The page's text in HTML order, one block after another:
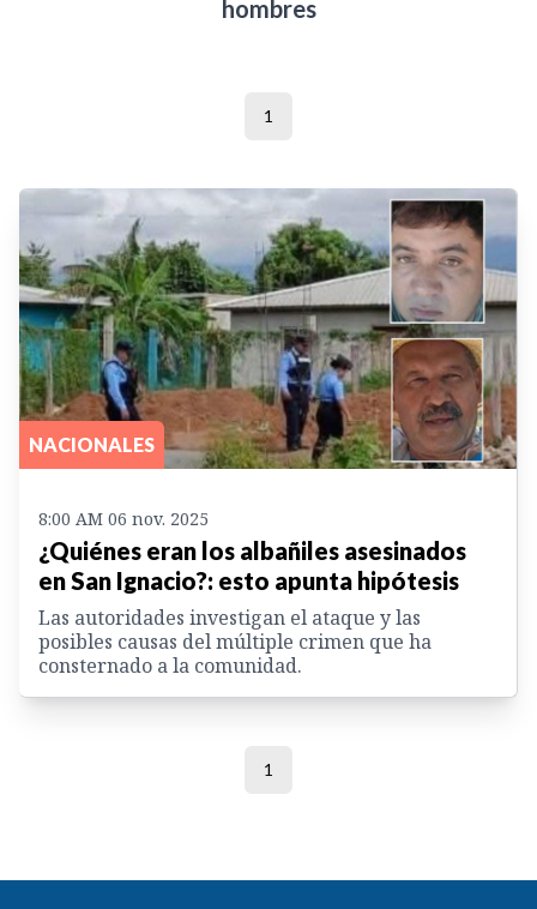
hombres
1
NACIONALES
8:00 AM 06 nov. 2025
¿Quiénes eran los albañiles asesinados
en San Ignacio?: esto apunta hipótesis
Las autoridades investigan el ataque y las
posibles causas del múltiple crimen que ha
consternado a la comunidad.
1